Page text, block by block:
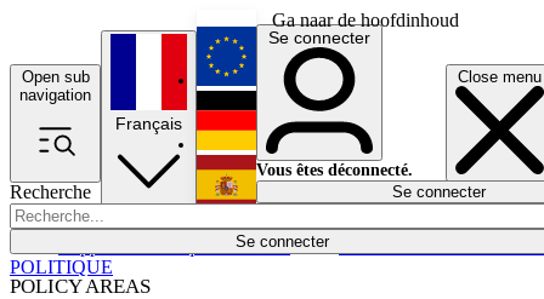
Ga naar de hoofdinhoud
Open sub
navigation
Close menu
Recherche
Se connecter
POLICY AREAS
Économie
Français
English
Deutsch
Español
Se connecter
Vous êtes déconnecté.
Se connecter
POLITIQUE